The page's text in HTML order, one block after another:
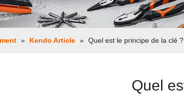
» Kendo Article » Quel est le principe de la clé ?
Quel